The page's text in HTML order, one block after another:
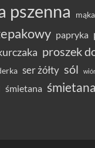
pszenna
papryka
proszek
ser żółty sól
śmietana